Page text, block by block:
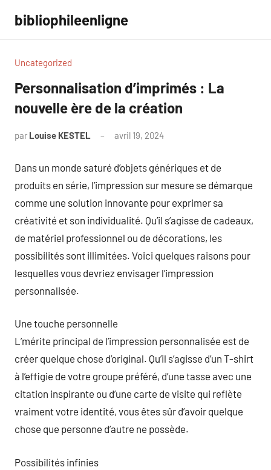
contenu
bibliophileenligne
Uncategorized
Personnalisation d’imprimés : La
nouvelle ère de la création
par Louise KESTEL avril 19, 2024
Dans un monde saturé d’objets génériques et de
produits en série, l’impression sur mesure se démarque
comme une solution innovante pour exprimer sa
créativité et son individualité. Qu’il s’agisse de cadeaux,
de matériel professionnel ou de décorations, les
possibilités sont illimitées. Voici quelques raisons pour
lesquelles vous devriez envisager l’impression
personnalisée.
Une touche personnelle
L’mérite principal de l’impression personnalisée est de
créer quelque chose d’original. Qu’il s’agisse d’un T-shirt
à l’effigie de votre groupe préféré, d’une tasse avec une
citation inspirante ou d’une carte de visite qui reflète
vraiment votre identité, vous êtes sûr d’avoir quelque
chose que personne d’autre ne possède.
Possibilités infinies